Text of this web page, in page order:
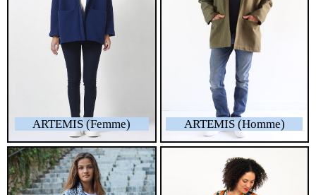
ARTEMIS (Femme) ARTEMIS (Homme)